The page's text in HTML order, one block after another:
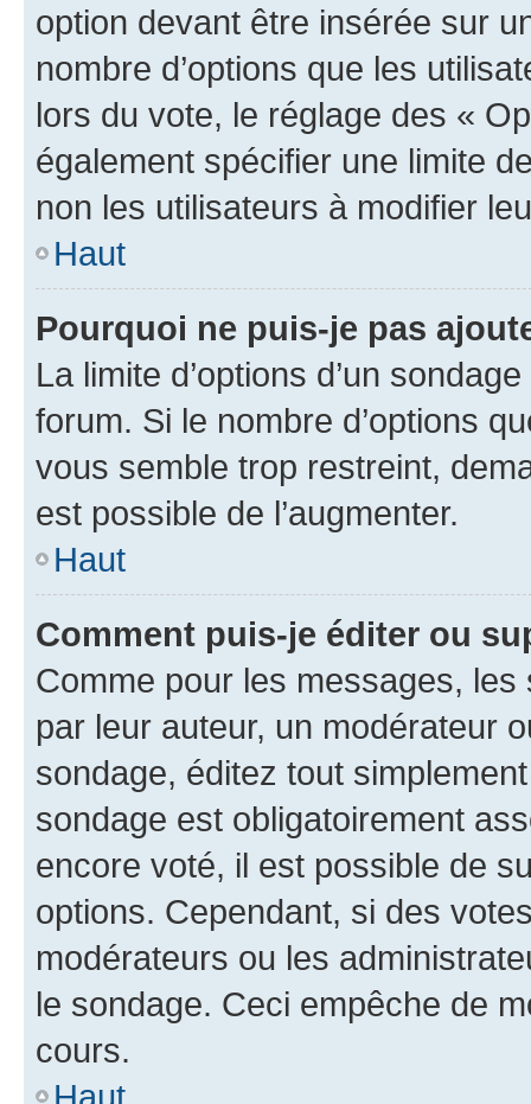
option devant être insérée sur
nombre d’options que les
lors du vote, le réglage des «
également spécifier une limite
non les utilisateurs à modifier
Haut
Pourquoi ne puis-je pas
La limite d’options d’un
forum. Si le nombre d’options
vous semble trop restreint,
est possible de l’augmenter.
Haut
Comment puis-je éditer ou
Comme pour les messages,
par leur auteur, un modérateur
sondage, éditez tout
sondage est obligatoirement
encore voté, il est possible de
options. Cependant, si des
modérateurs ou les
le sondage. Ceci empêche de
cours.
Haut